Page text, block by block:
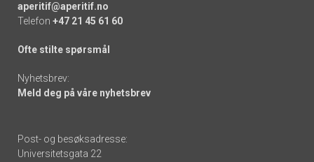
aperitif@aperitif.no
Telefon +47 21 45 61 60
Ofte stilte spørsmål
Nyhetsbrev:
Meld deg på våre nyhetsbrev
Post- og besøksadresse:
Universitetsgata 22